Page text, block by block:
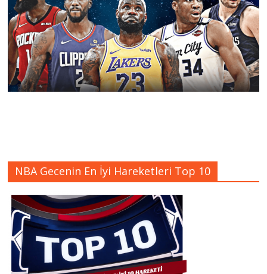
NBA Gecenin En İyi Hareketleri Top 10